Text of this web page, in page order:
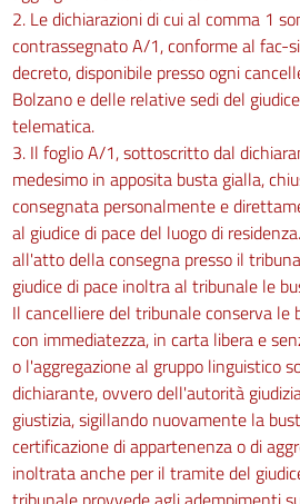
2. Le dichiarazioni di cui al comma 1
contrassegnato A/1, conforme al fac-
decreto, disponibile presso ogni
Bolzano e delle relative sedi del
telematica.
3. Il foglio A/1, sottoscritto dal
medesimo in apposita busta gialla,
consegnata personalmente e
al giudice di pace del luogo di
all'atto della consegna presso il
giudice di pace inoltra al tribunale le
Il cancelliere del tribunale conserva le
con immediatezza, in carta libera e
o l'aggregazione al gruppo linguistico
dichiarante, ovvero dell'autorità
giustizia, sigillando nuovamente la
certificazione di appartenenza o di
inoltrata anche per il tramite del